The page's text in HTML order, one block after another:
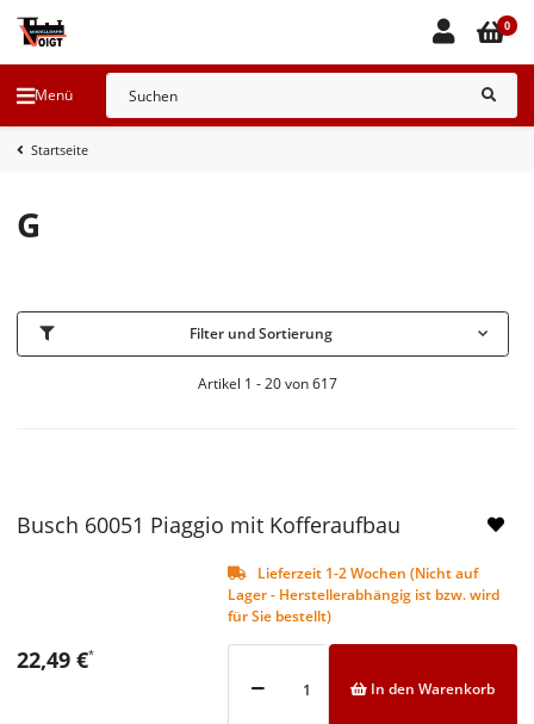
Menü
0
Startseite
G
Filter und Sortierung
Artikel 1 - 20 von 617
Busch 60051 Piaggio mit Kofferaufbau
Lieferzeit 1-2 Wochen (Nicht auf
Lager - Herstellerabhängig ist bzw. wird
für Sie bestellt)
22,49 €*
In den Warenkorb